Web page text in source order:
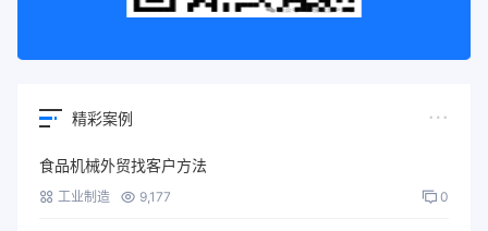
精彩案例
食品机械外贸找客户方法
工业制造 9,177 0